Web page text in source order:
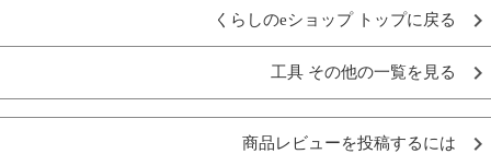
くらしのeショップ トップに戻る
工具 その他の一覧を見る
商品レビューを投稿するには